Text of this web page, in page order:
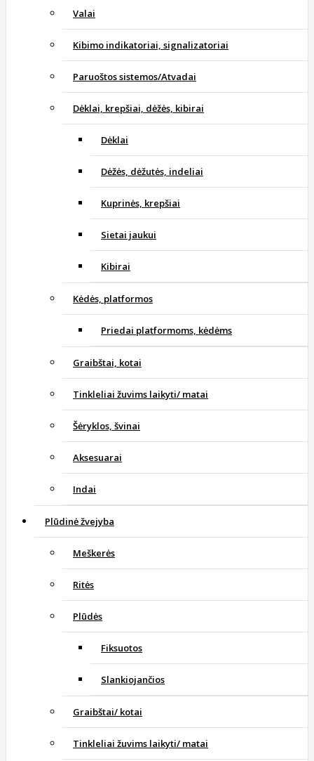
Valai
Kibimo indikatoriai, signalizatoriai
Paruoštos sistemos/Atvadai
Dėklai, krepšiai, dėžės, kibirai
Dėklai
Dėžės, dėžutės, indeliai
Kuprinės, krepšiai
Sietai jaukui
Kibirai
Kėdės, platformos
Priedai platformoms, kėdėms
Graibštai, kotai
Tinkleliai žuvims laikyti/ matai
Šėryklos, švinai
Aksesuarai
Indai
Plūdinė žvejyba
Meškerės
Ritės
Plūdės
Fiksuotos
Slankiojančios
Graibštai/ kotai
Tinkleliai žuvims laikyti/ matai